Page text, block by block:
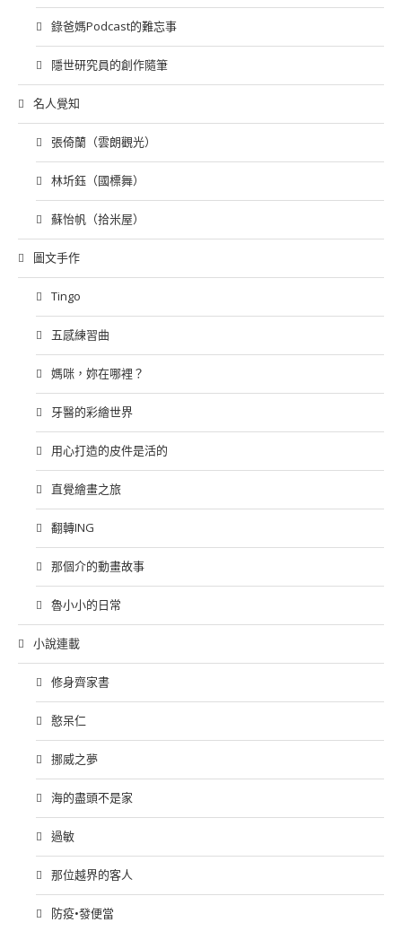
錄爸媽Podcast的難忘事
隱世研究員的創作隨筆
名人覺知
張倚蘭（雲朗觀光）
林圻鈺（國標舞）
蘇怡帆（拾米屋）
圖文手作
Tingo
五感練習曲
媽咪，妳在哪裡？
牙醫的彩繪世界
用心打造的皮件是活的
直覺繪畫之旅
翻轉ING
那個介的動畫故事
魯小小的日常
小說連載
修身齊家書
憨呆仁
挪威之夢
海的盡頭不是家
過敏
那位越界的客人
防疫•發便當